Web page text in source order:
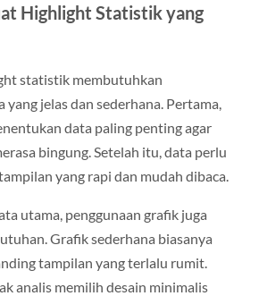
Highlight Statistik yang
statistik membutuhkan
yang jelas dan sederhana. Pertama,
data paling penting agar
bingung. Setelah itu, data perlu
yang rapi dan mudah dibaca.
utama, penggunaan grafik juga
Grafik sederhana biasanya
tampilan yang terlalu rumit.
analis memilih desain minimalis